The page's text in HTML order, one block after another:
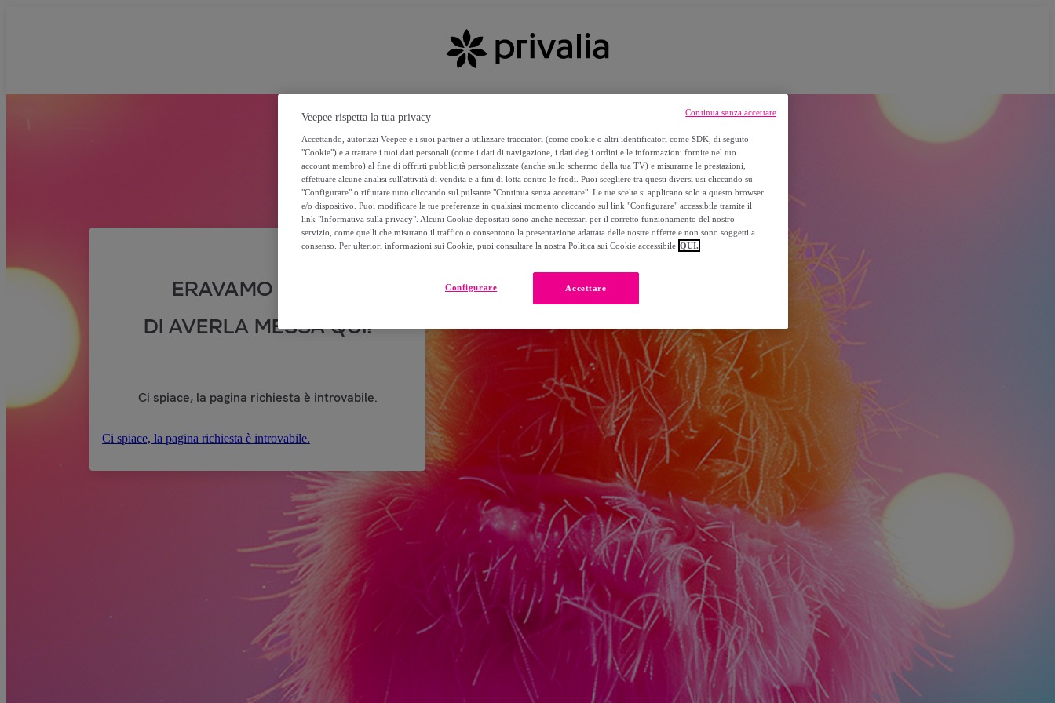
ERAVAMO SICURI
DI AVERLA MESSA QUI!
Ci spiace, la pagina richiesta è introvabile.
Ci spiace, la pagina richiesta è introvabile.
Veepee rispetta la tua privacy
Accettando, autorizzi Veepee e i suoi partner a utilizzare tracciatori (come cookie o altri identificatori come SDK, di seguito
"Cookie") e a trattare i tuoi dati personali (come i dati di navigazione, i dati degli ordini e le informazioni fornite nel tuo
account membro) al fine di offrirti pubblicità personalizzate (anche sullo schermo della tua TV) e misurarne le prestazioni,
effettuare alcune analisi sull'attività di vendita e a fini di lotta contro le frodi. Puoi scegliere tra questi diversi usi cliccando su
"Configurare" o rifiutare tutto cliccando sul pulsante "Continua senza accettare". Le tue scelte si applicano solo a questo browser
e/o dispositivo. Puoi modificare le tue preferenze in qualsiasi momento cliccando sul link "Configurare" accessibile tramite il
link "Informativa sulla privacy". Alcuni Cookie depositati sono anche necessari per il corretto funzionamento del nostro
servizio, come quelli che misurano il traffico o consentono la presentazione adattata delle nostre offerte e non sono soggetti a
consenso. Per ulteriori informazioni sui Cookie, puoi consultare la nostra Politica sui Cookie accessibile QUI.
Accettare
Configurare
Continua senza accettare